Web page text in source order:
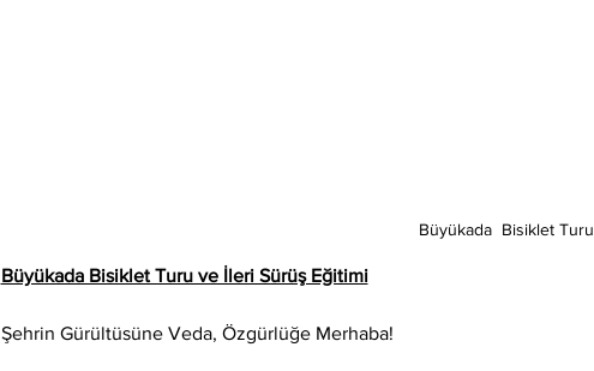
Büyükada  Bisiklet Turu
Büyükada Bisiklet Turu ve İleri Sürüş Eğitimi
Şehrin Gürültüsüne Veda, Özgürlüğe Merhaba!